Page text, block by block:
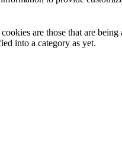
are those that are being
into a category as yet.